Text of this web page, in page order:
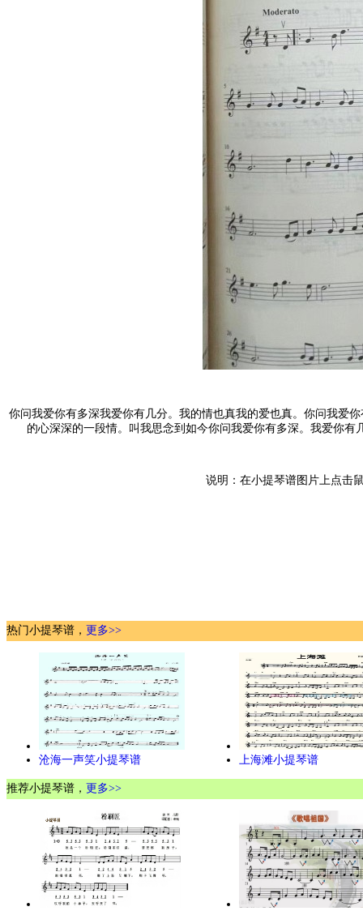
你问我爱你有多深我爱你有几分。我的情也真我的爱也真。你问我爱
的心深深的一段情。叫我思念到如今你问我爱你有多深。我爱你
说明：在小提琴谱图片上点击
热门小提琴谱， 更多>>
沧海一声笑小提琴谱 上海滩小提琴谱
推荐小提琴谱， 更多>>